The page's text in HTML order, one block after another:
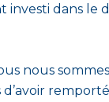
investi dans
nous
d’avoir